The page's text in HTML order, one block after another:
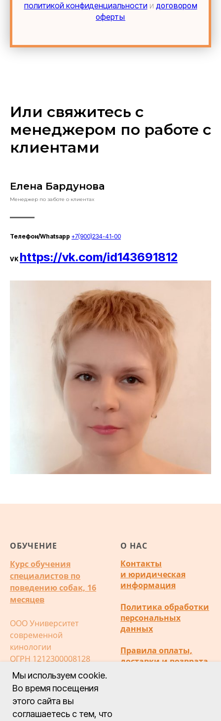
политикой конфиденциальности и договором
оферты
Или свяжитесь с
менеджером по работе с
клиентами
Елена Бардунова
Менеджер по заботе о клиентах
Телефон/Whatsapp +7(900)234-41-00
VK https://vk.com/id143691812
Мы используем cookie.
Во время посещения
этого сайта вы
соглашаетесь с тем, что
ОБУЧЕНИЕ
Курс обучения
специалистов по
поведению собак, 16
месяцев
ООО Университет
современной
кинологии
ОГРН 1212300008128
ИНН 2372028472
О НАС
Контакты
и юридическая
информация
Политика обработки
персональных
данных
Правила оплаты,
доставки и возврата